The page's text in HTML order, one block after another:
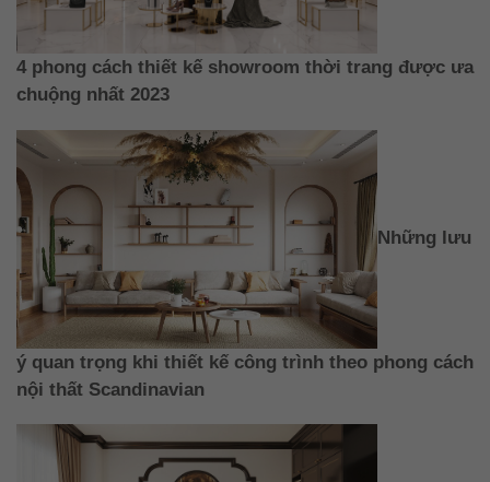
4 phong cách thiết kế showroom thời trang được ưa
chuộng nhất 2023
Những lưu
ý quan trọng khi thiết kế công trình theo phong cách
nội thất Scandinavian